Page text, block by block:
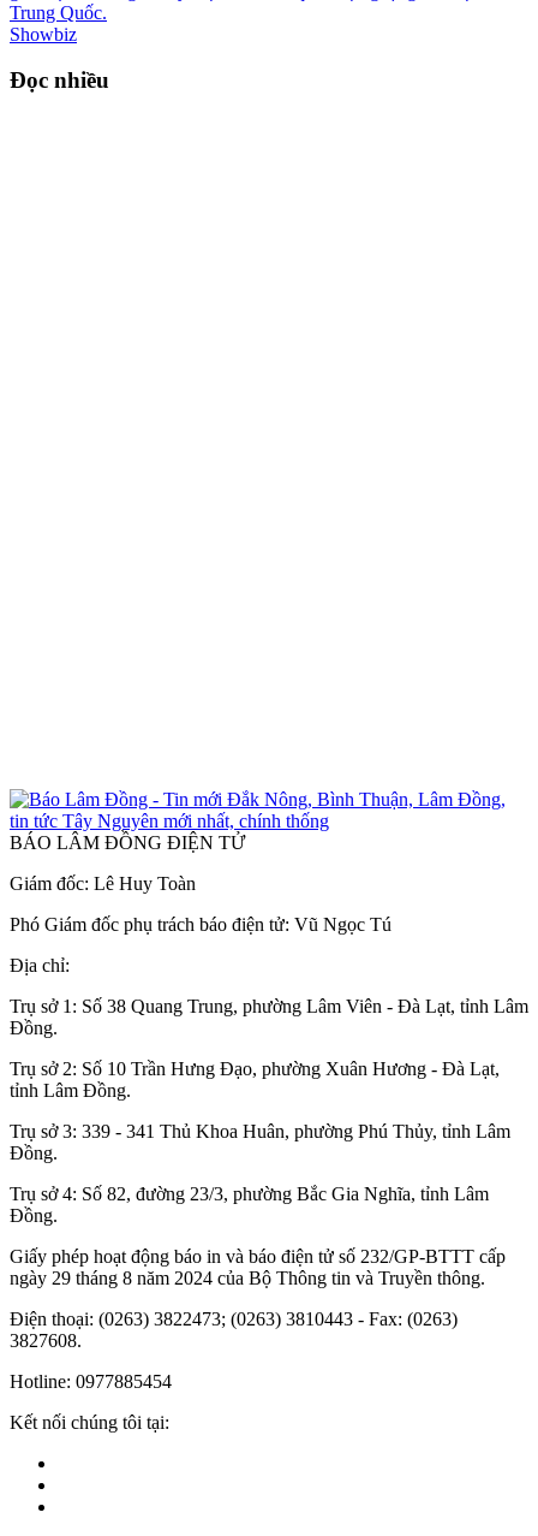
Trung Quốc.
Showbiz
Đọc nhiều
BÁO LÂM ĐỒNG ĐIỆN TỬ
Giám đốc: Lê Huy Toàn
Phó Giám đốc phụ trách báo điện tử: Vũ Ngọc Tú
Địa chỉ:
Trụ sở 1: Số 38 Quang Trung, phường Lâm Viên - Đà Lạt, tỉnh Lâm
Đồng.
Trụ sở 2: Số 10 Trần Hưng Đạo, phường Xuân Hương - Đà Lạt,
tỉnh Lâm Đồng.
Trụ sở 3: 339 - 341 Thủ Khoa Huân, phường Phú Thủy, tỉnh Lâm
Đồng.
Trụ sở 4: Số 82, đường 23/3, phường Bắc Gia Nghĩa, tỉnh Lâm
Đồng.
Giấy phép hoạt động báo in và báo điện tử số 232/GP-BTTT cấp
ngày 29 tháng 8 năm 2024 của Bộ Thông tin và Truyền thông.
Điện thoại: (0263) 3822473; (0263) 3810443 - Fax: (0263)
3827608.
Hotline: 0977885454
Kết nối chúng tôi tại: